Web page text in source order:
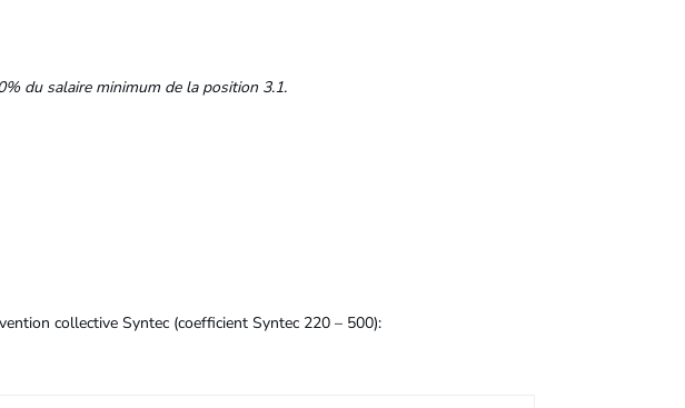
du salaire minimum de la position 3.1.
collective Syntec (coefficient Syntec 220 – 500):